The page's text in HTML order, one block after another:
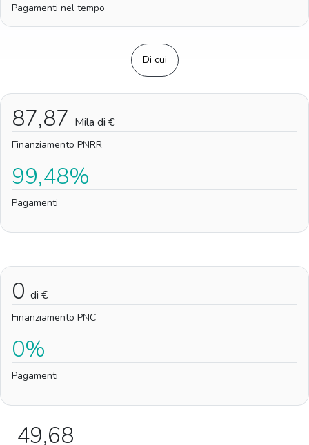
Pagamenti nel tempo
Di cui
87,87 Mila di €
Finanziamento PNRR
99,48%
Pagamenti
0 di €
Finanziamento PNC
0%
Pagamenti
49,68